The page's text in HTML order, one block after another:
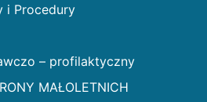
i Procedury
– profilaktyczny
MAŁOLETNICH